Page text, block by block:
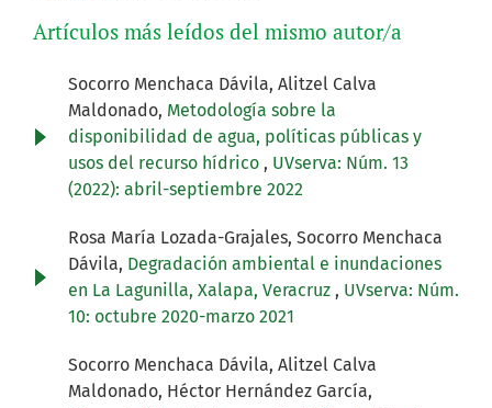
Artículos más leídos del mismo autor/a
Socorro Menchaca Dávila, Alitzel Calva
Maldonado, Metodología sobre la
disponibilidad de agua, políticas públicas y
usos del recurso hídrico , UVserva: Núm. 13
(2022): abril-septiembre 2022
Rosa María Lozada-Grajales, Socorro Menchaca
Dávila, Degradación ambiental e inundaciones
en La Lagunilla, Xalapa, Veracruz , UVserva: Núm.
10: octubre 2020-marzo 2021
Socorro Menchaca Dávila, Alitzel Calva
Maldonado, Héctor Hernández García,